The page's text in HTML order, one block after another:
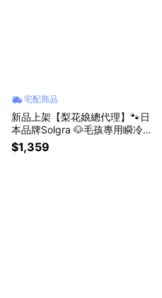
宅配商品
新品上架【梨花娘總代理】🐾日
本品牌Solgra 🐶毛孩專用瞬冷降
溫舒眠方型床墊(4色)
$1,359